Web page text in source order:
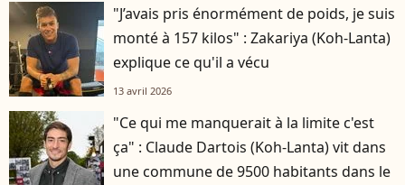
"J’avais pris énormément de poids, je suis
monté à 157 kilos" : Zakariya (Koh-Lanta)
explique ce qu'il a vécu
13 avril 2026
"Ce qui me manquerait à la limite c'est
ça" : Claude Dartois (Koh-Lanta) vit dans
une commune de 9500 habitants dans le